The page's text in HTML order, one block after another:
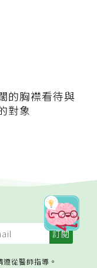
的胸襟看待與
對象
從醫師指導。